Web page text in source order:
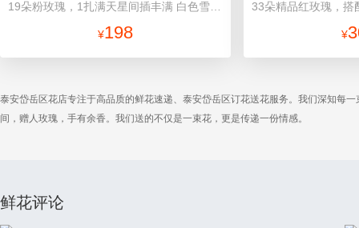
¥198 ¥
泰安岱岳区花店专注于高品质的鲜花速递、泰安岱岳区订花送花服务。我们深知每
间，赠人玫瑰，手有余香。我们送的不仅是一束花，更是传递一份情感。
鲜花评论